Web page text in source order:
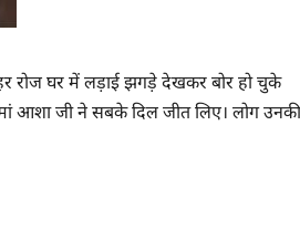
रोज घर में लड़ाई झगड़े देखकर बोर हो चुके
आशा जी ने सबके दिल जीत लिए। लोग उनकी